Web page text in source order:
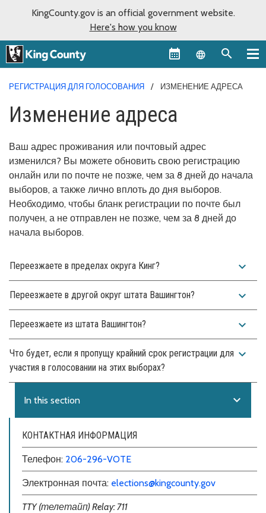
KingCounty.gov is an official government website.
Here's how you know
Language
РЕГИСТРАЦИЯ ДЛЯ ГОЛОСОВАНИЯ ИЗМЕНЕНИЕ АДРЕСА
Изменение адреса
Ваш адрес проживания или почтовый адрес
изменился? Вы можете обновить свою регистрацию
онлайн или по почте не позже, чем за 8 дней до начала
выборов, а также лично вплоть до дня выборов.
Необходимо, чтобы бланк регистрации по почте был
получен, а не отправлен не позже, чем за 8 дней до
начала выборов.
Переезжаете в пределах округа Кинг? expand_more
Переезжаете в другой округ штата Вашингтон? expand_more
Переезжаете из штата Вашингтон? expand_more
Что будет, если я пропущу крайний срок регистрации для
участия в голосовании на этих выборах?
expand_more
In this section expand_more
КОНТАКТНАЯ ИНФОРМАЦИЯ
Телефон: 206-296-VOTE
Электронная почта: elections@kingcounty.gov
TTY (телетайп) Relay: 711